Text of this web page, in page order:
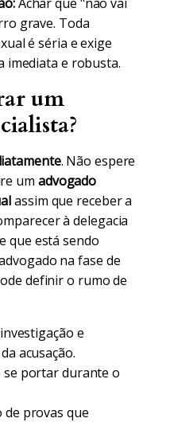
grave. Toda
é séria e exige
imediata e robusta.
um
. Não espere
um advogado
assim que receber a
à delegacia
que está sendo
na fase de
definir o rumo de
e
acusação.
portar durante o
de provas que